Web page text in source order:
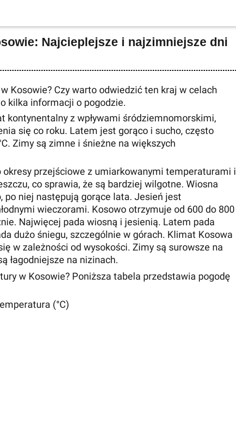
Najcieplejsze i najzimniejsze dni
Kosowie? Czy warto odwiedzić ten kraj w celach
kilka informacji o pogodzie.
kontynentalny z wpływami śródziemnomorskimi,
się co roku. Latem jest gorąco i sucho, często
Zimy są zimne i śnieżne na większych
okresy przejściowe z umiarkowanymi temperaturami i
co sprawia, że ​​są bardziej wilgotne. Wiosna
po niej następują gorące lata. Jesień jest
wieczorami. Kosowo otrzymuje od 600 do 800
Najwięcej pada wiosną i jesienią. Latem pada
dużo śniegu, szczególnie w górach. Klimat Kosowa
w zależności od wysokości. Zimy są surowsze na
łagodniejsze na nizinach.
w Kosowie? Poniższa tabela przedstawia pogodę
(°C)